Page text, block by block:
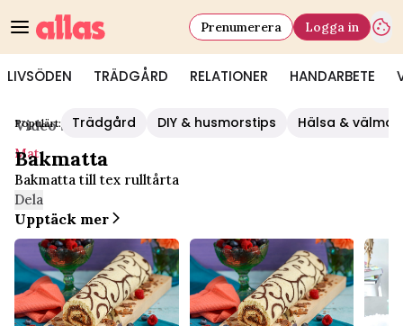
LIVSÖDEN TRÄDGÅRD RELATIONER HANDARBETE
Prenumerera Logga in
Populärt: Trädgård DIY & husmorstips Hälsa &
Video Start/Mat
Mat
Bakmatta
Bakmatta till tex rulltårta
Dela
Upptäck mer